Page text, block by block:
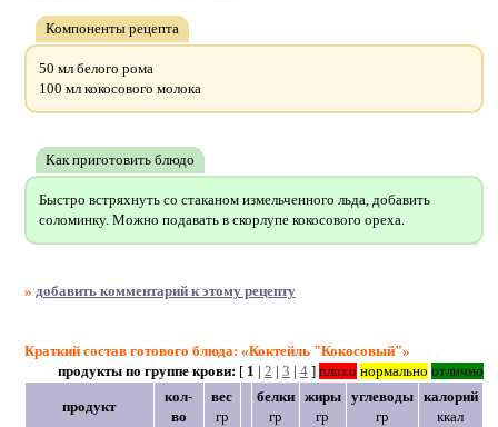
Компоненты рецепта
50 мл белого рома
100 мл кокосового молока
Как приготовить блюдо
Быстро встряхнуть со стаканом измельченного льда, добавить
соломинку. Можно подавать в скорлупе кокосового ореха.
» добавить комментарий к этому рецепту
Краткий состав готового блюда: «Коктейль "Кокосовый"»
продукты по группе крови: [ 1 | 2 | 3 | 4] плохо нормально отлично
продукт
кол-
во
вес
гр
белки
гр
жиры
гр
углеводы
гр
калорий
ккал